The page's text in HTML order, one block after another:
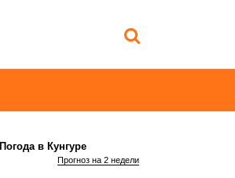
Погода в Кунгуре
Прогноз на 2 недели